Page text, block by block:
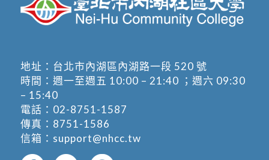
地址： 台北市內湖區內湖路一段 520 號
時間：週一至週五 10:00 – 21:40 ；週六 09:30
– 15:40
電話： 02-8751-1587
傳真：8751-1586
信箱： support@nhcc.tw